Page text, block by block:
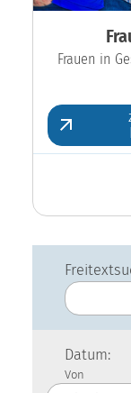
Frauen in
Datum:
Von